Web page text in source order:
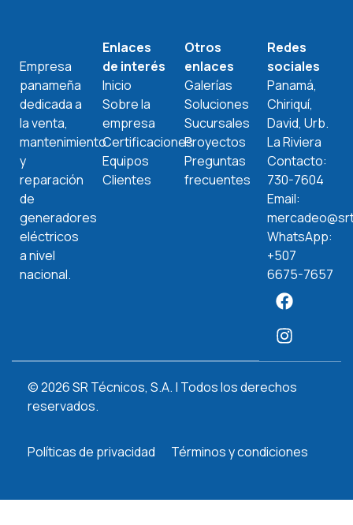
Empresa
panameña
dedicada a
la venta,
mantenimiento
y
reparación
de
generadores
eléctricos
a nivel
nacional.
Enlaces
de interés
Inicio
Sobre la
empresa
Certificaciones
Equipos
Clientes
Otros
enlaces
Galerías
Soluciones
Sucursales
Proyectos
Preguntas
frecuentes
Redes
sociales
Panamá,
Chiriquí,
David, Urb.
La Riviera
Contacto:
730-7604
Email:
WhatsApp:
+507
6675-7657
© 2026 SR Técnicos, S.A. | Todos los derechos
reservados.
Políticas de privacidad Términos y condiciones